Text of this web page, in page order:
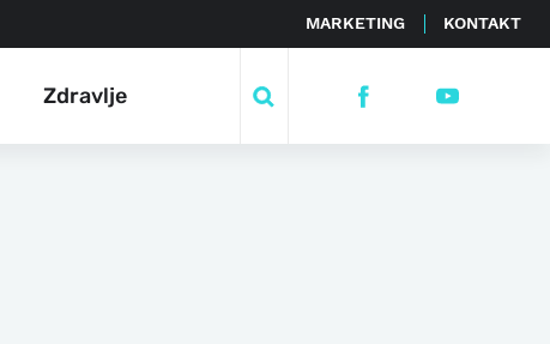
MARKETING KONTAKT
Zdravlje